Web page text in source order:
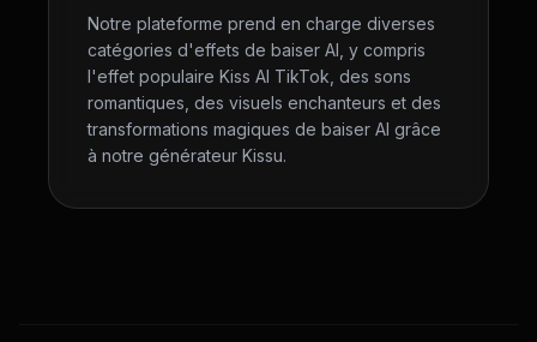
Notre plateforme prend en charge diverses
catégories d'effets de baiser AI, y compris
l'effet populaire Kiss AI TikTok, des sons
romantiques, des visuels enchanteurs et des
transformations magiques de baiser AI grâce
à notre générateur Kissu.